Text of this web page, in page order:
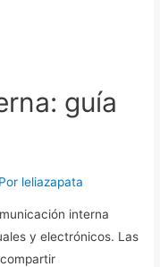
guía
leliazapata
interna
y electrónicos. Las